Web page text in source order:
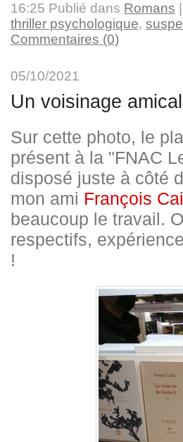
16:25 Publié dans Romans
thriller psychologique,
Commentaires (0)
05/10/2021
Un voisinage amical
Sur cette photo, le
présent à la "FNAC
disposé juste à côté
mon ami François
beaucoup le travail.
respectifs,
!